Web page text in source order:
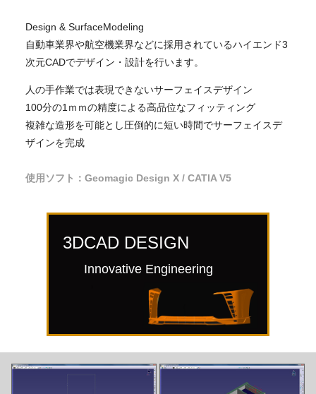
Design & SurfaceModeling
自動車業界や航空機業界などに採用されているハイエンド3
次元CADでデザイン・設計を行います。
人の手作業では表現できないサーフェイスデザイン
100分の1ｍｍの精度による高品位なフィッティング
複雑な造形を可能とし圧倒的に短い時間でサーフェイスデ
ザインを完成
使用ソフト：Geomagic Design X / CATIA V5
3DCAD DESIGN
Innovative Engineering